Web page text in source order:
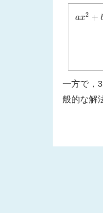
ax2 +
ax2 +b
一方で，
般的な解